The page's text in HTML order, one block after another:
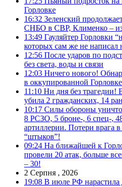
Горловке
16:32 Зеленский
СНБО в СВР, Клименко –
13:49 Гауляйтер Горловки
которых сам же не написал
12:56 После ударов по
без света, воды и связи
12:03 Ничего нового!
в оккупированной
11:10 Ни дня без трагедии!
убила 2 гражданских, 14
10:17 Силы обороны
8 РСЗО, 5 броне-, 6 спец-,
артиллерии. Потери врага
“штыков”!
09:24 На ближайшей к
провели 20 атак, больше
– 30!
2 Серпня , 2026
19:08 В июле РФ нарастила